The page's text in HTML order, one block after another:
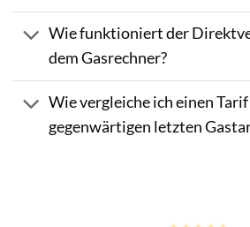
Wie funktioniert der
dem Gasrechner?
Wie vergleiche ich einen
gegenwärtigen letzten